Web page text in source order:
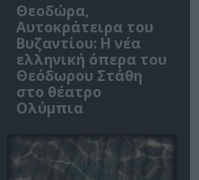
Θεοδώρα,
Αυτοκράτειρα του
Βυζαντίου: Η νέα
ελληνική όπερα του
Θεόδωρου Στάθη
στο θέατρο
Ολύμπια